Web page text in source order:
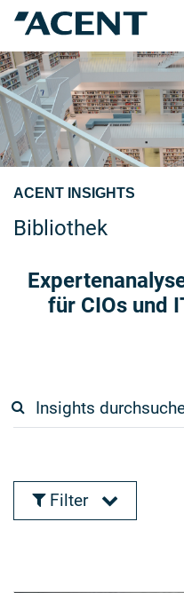
ACENT INSIGHTS
Bibliothek
für CIOs und
Filter